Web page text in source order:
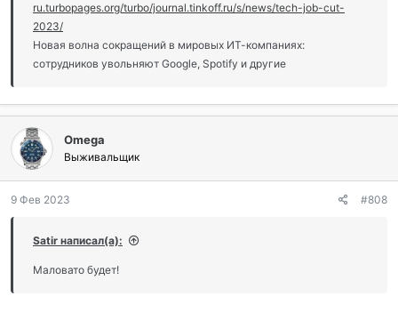
ru.turbopages.org/turbo/journal.tinkoff.ru/s/news/tech-job-cut-
2023/
Новая волна сокращений в мировых ИТ-компаниях:
сотрудников увольняют Google, Spotify и другие
Omega
Выживальщик
9 Фев 2023 #808
Satir написал(а):
Маловато будет!